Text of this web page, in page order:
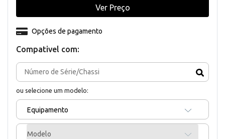
Compativel com:
ou selecione um modelo:
Equipamento
Modelo
Opções de pagamento
Ver Preço